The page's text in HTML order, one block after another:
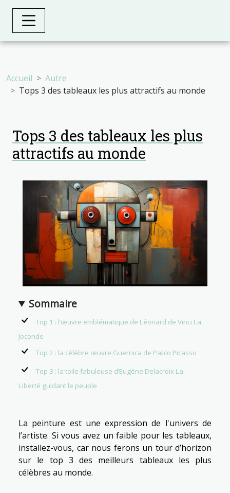
Accueil
Autre
Tops 3 des tableaux les plus attractifs au monde
Tops 3 des tableaux les plus
attractifs au monde
Sommaire
Top 1 : l’œuvre emblématique de Léonard de Vinci La
Joconde
Top 2 : la célèbre œuvre Guernica de Pablo Picasso
Top 3 : la toile fabuleuse d’Eugène Delacroix La
Liberté guidant le peuple
La peinture est une expression de l'univers de
l’artiste. Si vous avez un faible pour les tableaux,
installez-vous, car nous ferons un tour d’horizon
sur le top 3 des meilleurs tableaux les plus
célèbres au monde.